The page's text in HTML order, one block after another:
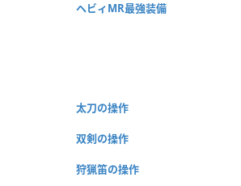
ヘビィMR最強装備
太刀の操作
双剣の操作
狩猟笛の操作